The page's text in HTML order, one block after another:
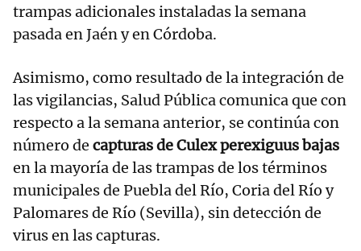
trampas adicionales instaladas la semana
pasada en Jaén y en Córdoba.
Asimismo, como resultado de la integración de
las vigilancias, Salud Pública comunica que con
respecto a la semana anterior, se continúa con
número de capturas de Culex perexiguus bajas
en la mayoría de las trampas de los términos
municipales de Puebla del Río, Coria del Río y
Palomares de Río (Sevilla), sin detección de
virus en las capturas.